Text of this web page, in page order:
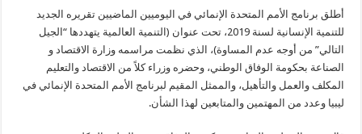
مغلقة
أطلق برنامج الأمم المتحدة الإنمائي في اليوميين الماضيين تقريره الجديد
للتنمية الإنسانية لسنة 2019، تحت عنوان (التنمية العالمية يتهددها “الجيل
التالي” من أوجه عدم المساوة)، الذي نظمت مراسمه وزارة الاقتصاد و
الصناعة بحكومة الوفاق الوطني، وحضره وزراء كلاً من الاقتصاد والتعليم
المكلف والعمل والتأهيل، والممثل المقيم لبرنامج الأمم المتحدة الإنمائي في
ليبيا وعدد من المهتمين والمتابعين لهذا الشأن.